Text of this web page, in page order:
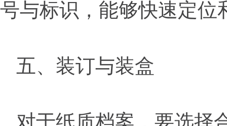
号与标识，能够快速定位
五、装订与装盒